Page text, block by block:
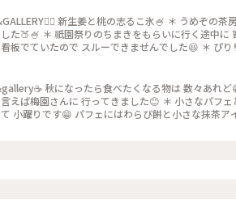
新生姜と桃の志るこ氷🍧 ＊ うめぞの
た🍑🍧 ＊ 祇園祭りのちまきをもらいに行く途中
板でていたので スルーできませんでした😆 ＊ ぴ
合間にみずみずしい桃のスライスを いただきます
が入っているので 最後には、しるこ氷としていた
注文したあとにすぐに看板が引き上げられました
の席でした） 暑い中を目当てに来て🍑なかった時
風鈴展が🎐 陶器のブルーのかわいい風鈴たちでした😊 #京都カフェ #かき
秋になったら食べたくなる物は 数々あれ
えば梅園さんに 行ってきました😊 ＊ 小さなパフ
小躍りです😁 パフェにはわらび餅と小さな抹茶
ると 相乗効果でとっても美味しいです😊 もちも
味しかったです🩷 ＊ 投稿の度に言っているような